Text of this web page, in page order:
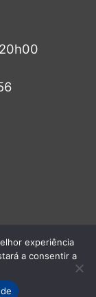
Lumiar -
experiência
a consentir a